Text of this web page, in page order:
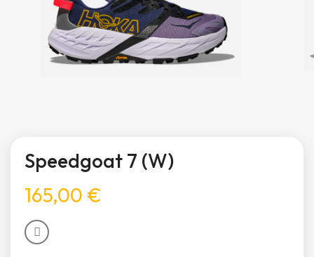
Speedgoat 7 (W)
165,00 €